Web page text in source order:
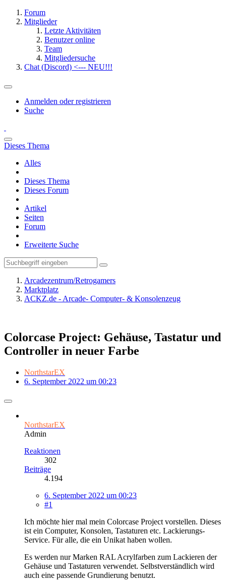
Forum
Mitglieder
Letzte Aktivitäten
Benutzer online
Team
Mitgliedersuche
Chat (Discord) <--- NEU!!!
Anmelden oder registrieren
Suche
Dieses Thema
Alles
Dieses Thema
Dieses Forum
Artikel
Seiten
Forum
Erweiterte Suche
Arcadezentrum/Retrogamers
Marktplatz
ACKZ.de - Arcade- Computer- & Konsolenzeug
Colorcase Project: Gehäuse, Tastatur und
Controller in neuer Farbe
NorthstarEX
6. September 2022 um 00:23
NorthstarEX
Admin
Reaktionen
302
Beiträge
4.194
6. September 2022 um 00:23
#1
Ich möchte hier mal mein Colorcase Project vorstellen. Dieses
ist ein Computer, Konsolen, Tastaturen etc. Lackierungs-
Service. Für alle, die ein Unikat haben wollen.
Es werden nur Marken RAL Acrylfarben zum Lackieren der
Gehäuse und Tastaturen verwendet. Selbstverständlich wird
auch eine passende Grundierung benutzt.